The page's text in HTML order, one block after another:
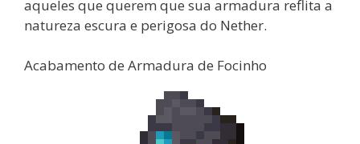
aqueles que querem que sua armadura reflita a
natureza escura e perigosa do Nether.
Acabamento de Armadura de Focinho